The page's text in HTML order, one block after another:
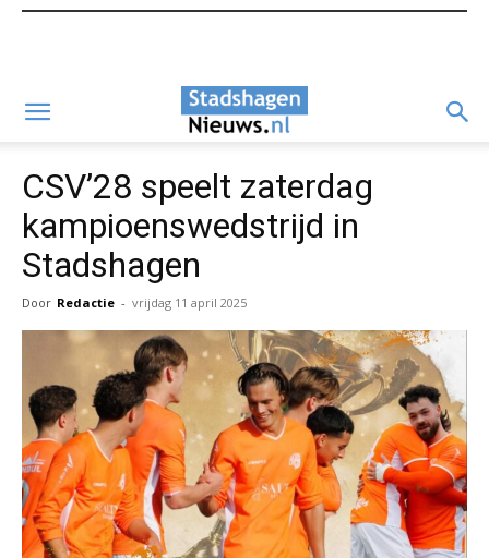
CSV’28 speelt zaterdag
kampioenswedstrijd in
Stadshagen
Door Redactie - vrijdag 11 april 2025